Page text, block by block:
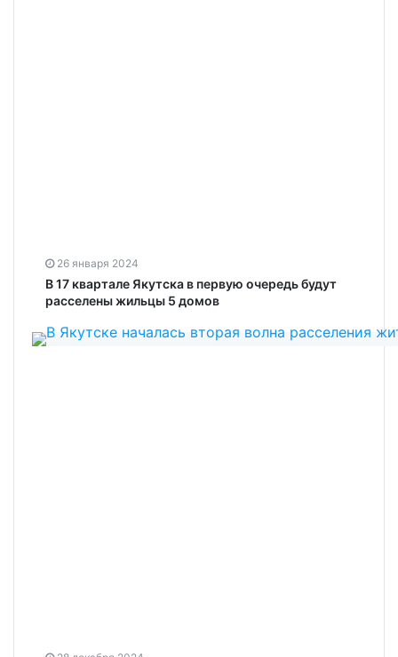
26 января 2024
В 17 квартале Якутска в первую очередь будут
расселены жильцы 5 домов